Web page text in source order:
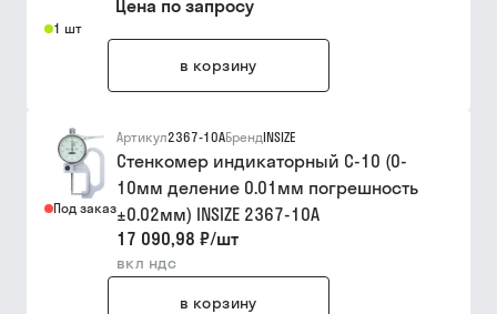
1 шт
Цена по запросу
в корзину
Под заказ
Артикул2367-10AБрендINSIZE
Стенкомер индикаторный С-10 (0-
10мм деление 0.01мм погрешность
±0.02мм) INSIZE 2367-10A
17 090,98 ₽/шт
вкл ндс
в корзину